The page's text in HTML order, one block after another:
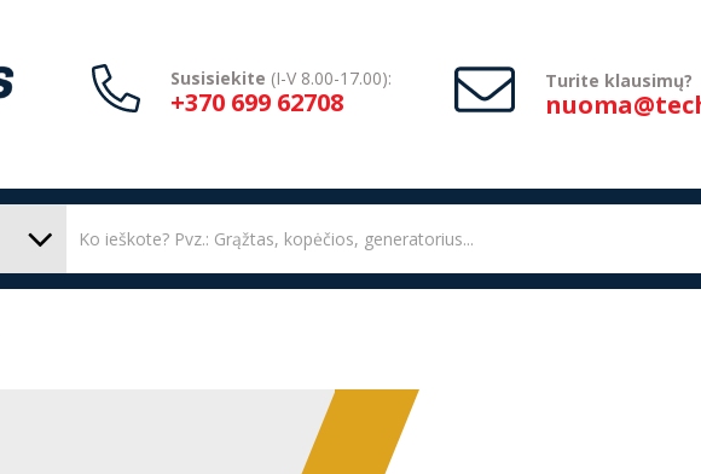
Susisiekite (I-V 8.00-17.00):
+370 699 62708
Turite klausimų?